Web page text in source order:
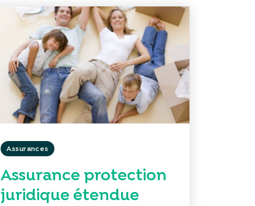
Assurances
Assurance protection
juridique étendue